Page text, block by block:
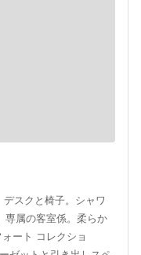
スクと椅子。シャワ
専属の客室係。柔らか
ート コレクショ